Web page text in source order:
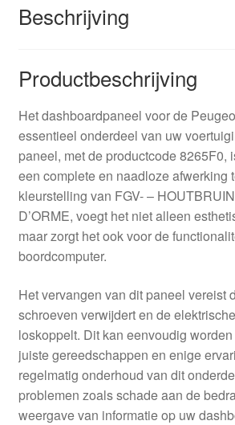
Beschrijving
Productbeschrijving
Het dashboardpaneel voor de
essentieel onderdeel van uw
paneel, met de productcode 8265F0,
een complete en naadloze afwerking
kleurstelling van FGV- –
D’ORME, voegt het niet alleen
maar zorgt het ook voor de
boordcomputer.
Het vervangen van dit paneel vereist
schroeven verwijdert en de
loskoppelt. Dit kan eenvoudig
juiste gereedschappen en enige
regelmatig onderhoud van dit
problemen zoals schade aan de
weergave van informatie op uw